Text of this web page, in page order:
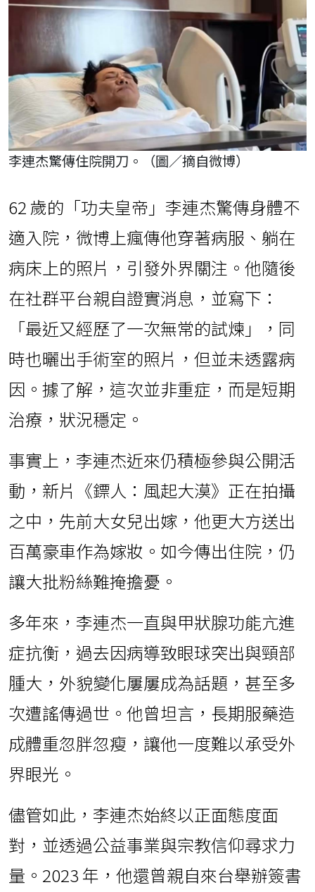
李連杰驚傳住院開刀。（圖／摘自微博）
62 歲的「功夫皇帝」李連杰驚傳身體不
適入院，微博上瘋傳他穿著病服、躺在
病床上的照片，引發外界關注。他隨後
在社群平台親自證實消息，並寫下：
「最近又經歷了一次無常的試煉」，同
時也曬出手術室的照片，但並未透露病
因。據了解，這次並非重症，而是短期
治療，狀況穩定。
事實上，李連杰近來仍積極參與公開活
動，新片《鏢人：風起大漠》正在拍攝
之中，先前大女兒出嫁，他更大方送出
百萬豪車作為嫁妝。如今傳出住院，仍
讓大批粉絲難掩擔憂。
多年來，李連杰一直與甲狀腺功能亢進
症抗衡，過去因病導致眼球突出與頸部
腫大，外貌變化屢屢成為話題，甚至多
次遭謠傳過世。他曾坦言，長期服藥造
成體重忽胖忽瘦，讓他一度難以承受外
界眼光。
儘管如此，李連杰始終以正面態度面
對，並透過公益事業與宗教信仰尋求力
量。2023 年，他還曾親自來台舉辦簽書